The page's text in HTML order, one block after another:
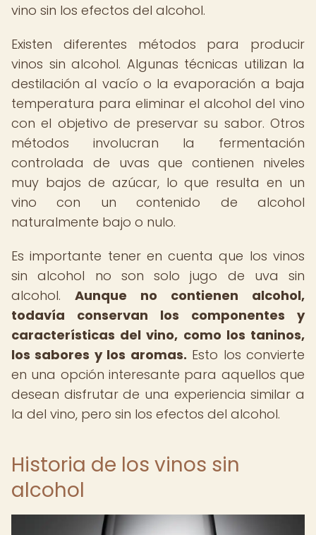
vino sin los efectos del alcohol.
Existen diferentes métodos para producir
vinos sin alcohol. Algunas técnicas utilizan la
destilación al vacío o la evaporación a baja
temperatura para eliminar el alcohol del vino
con el objetivo de preservar su sabor. Otros
métodos involucran la fermentación
controlada de uvas que contienen niveles
muy bajos de azúcar, lo que resulta en un
vino con un contenido de alcohol
naturalmente bajo o nulo.
Es importante tener en cuenta que los vinos
sin alcohol no son solo jugo de uva sin
alcohol. Aunque no contienen alcohol,
todavía conservan los componentes y
características del vino, como los taninos,
los sabores y los aromas. Esto los convierte
en una opción interesante para aquellos que
desean disfrutar de una experiencia similar a
la del vino, pero sin los efectos del alcohol.
Historia de los vinos sin
alcohol